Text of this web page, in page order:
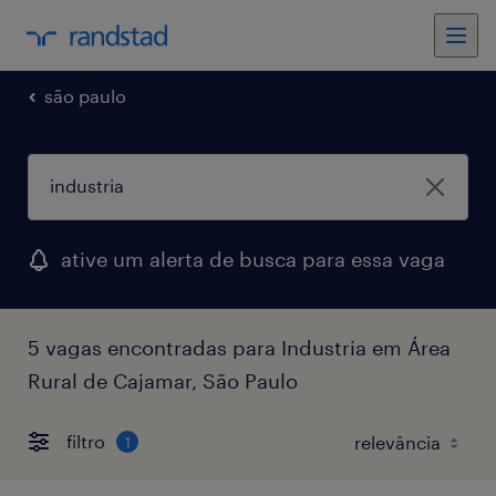
são paulo
ative um alerta de busca para essa vaga
5 vagas encontradas para Industria em Área
Rural de Cajamar, São Paulo
filtro 1